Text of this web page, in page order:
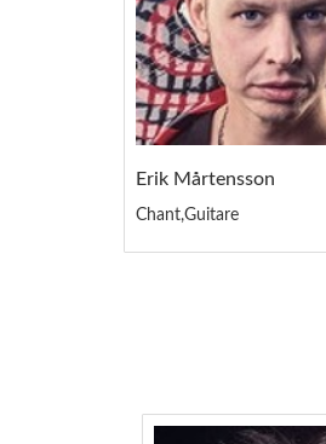
Erik Mårtensson
Chant,Guitare